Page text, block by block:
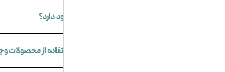
آیا امکان تعویض محصولات وجود دارد؟
آیا امکان دریافت مشاوره برای استفاده از محصولات